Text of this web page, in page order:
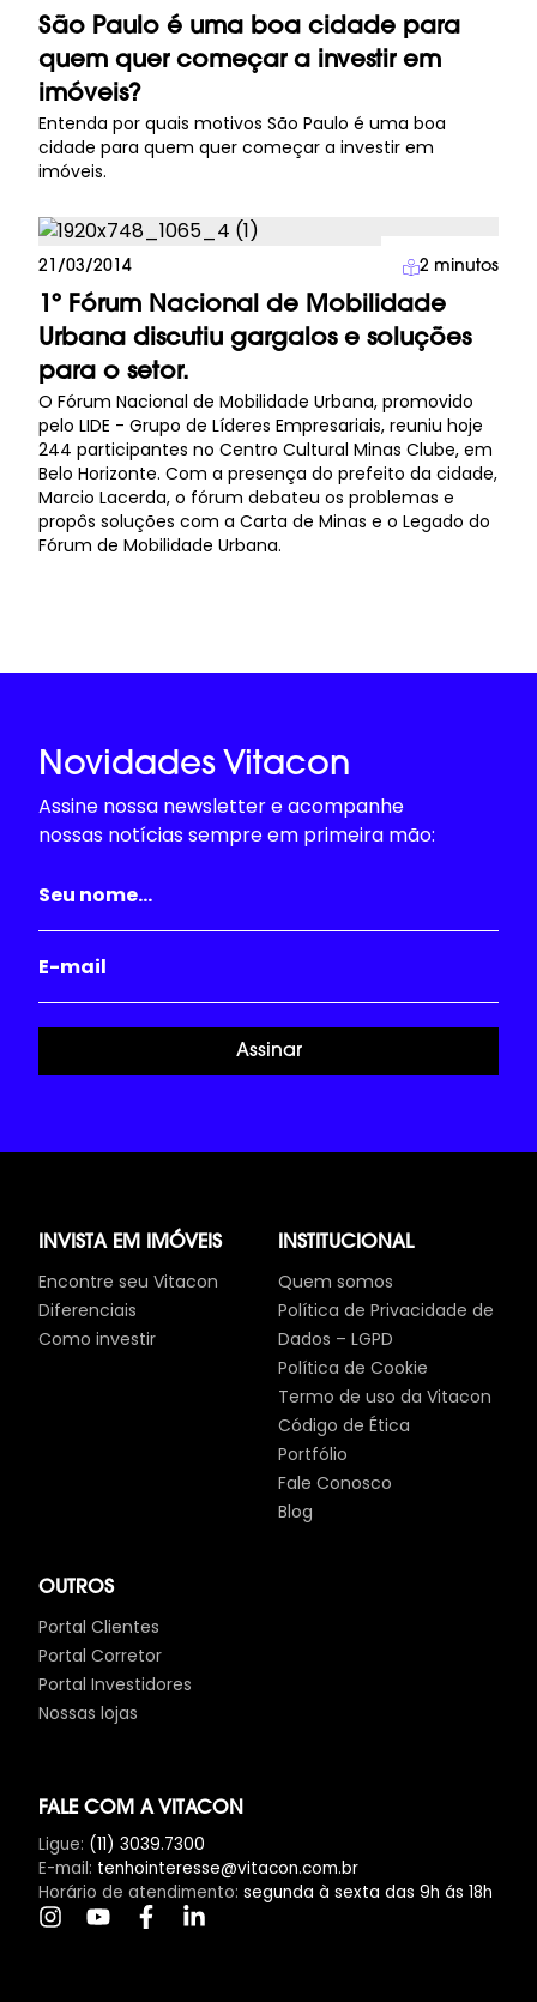
São Paulo é uma boa cidade para
quem quer começar a investir em
imóveis?
Entenda por quais motivos São Paulo é uma boa
cidade para quem quer começar a investir em
imóveis.
Imprensa
21/03/2014 2 minutos
1º Fórum Nacional de Mobilidade
Urbana discutiu gargalos e soluções
para o setor.
O Fórum Nacional de Mobilidade Urbana, promovido
pelo LIDE - Grupo de Líderes Empresariais, reuniu hoje
244 participantes no Centro Cultural Minas Clube, em
Belo Horizonte. Com a presença do prefeito da cidade,
Marcio Lacerda, o fórum debateu os problemas e
propôs soluções com a Carta de Minas e o Legado do
Fórum de Mobilidade Urbana.
Novidades Vitacon
Assine nossa newsletter e acompanhe
nossas notícias sempre em primeira mão:
Assinar
INVISTA EM IMÓVEIS
Encontre seu Vitacon
Diferenciais
Como investir
INSTITUCIONAL
Quem somos
Política de Privacidade de
Dados – LGPD
Política de Cookie
Termo de uso da Vitacon
Código de Ética
Portfólio
Fale Conosco
Blog
OUTROS
Portal Clientes
Portal Corretor
Portal Investidores
Nossas lojas
FALE COM A VITACON
Ligue: (11) 3039.7300
E-mail: tenhointeresse@vitacon.com.br
Horário de atendimento: segunda à sexta das 9h ás 18h